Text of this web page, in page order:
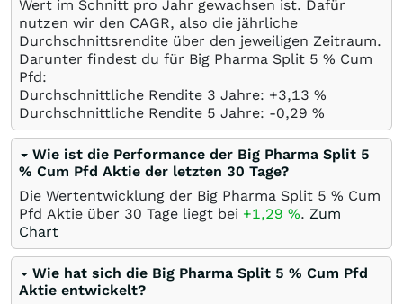
Wert im Schnitt pro Jahr gewachsen ist. Dafür
nutzen wir den CAGR, also die jährliche
Durchschnittsrendite über den jeweiligen Zeitraum.
Darunter findest du für Big Pharma Split 5 % Cum
Pfd:
Durchschnittliche Rendite 3 Jahre: +3,13 %
Durchschnittliche Rendite 5 Jahre: -0,29 %
Wie ist die Performance der Big Pharma Split 5
% Cum Pfd Aktie der letzten 30 Tage?
Die Wertentwicklung der Big Pharma Split 5 % Cum
Pfd Aktie über 30 Tage liegt bei +1,29 %. Zum
Chart
Wie hat sich die Big Pharma Split 5 % Cum Pfd
Aktie entwickelt?